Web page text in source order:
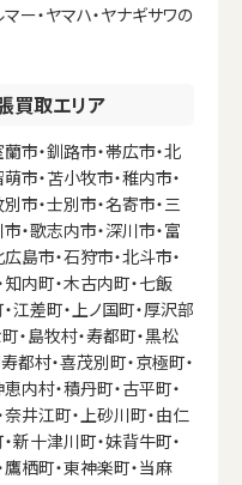
マー・ヤマハ・ヤナギサワの
買取エリア
市・釧路市・帯広市・北
市・苫小牧市・稚内市・
市・士別市・名寄市・三
・歌志内市・深川市・富
島市・石狩市・北斗市・
知内町・木古内町・七飯
江差町・上ノ国町・厚沢部
・島牧村・寿都町・黒松
都村・喜茂別町・京極町・
内村・積丹町・古平町・
奈井江町・上砂川町・由仁
新十津川町・妹背牛町・
鷹栖町・東神楽町・当麻